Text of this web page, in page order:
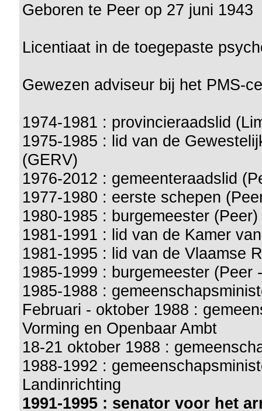
Geboren te Peer op 27 juni 1943
Licentiaat in de toegepaste
Gewezen adviseur bij het PMS-
1974-1981 : provincieraadslid
1975-1985 : lid van de
(GERV)
1976-2012 : gemeenteraadslid
1977-1980 : eerste schepen
1980-1985 : burgemeester (Peer)
1981-1991 : lid van de Kamer
1981-1995 : lid van de Vlaamse
1985-1999 : burgemeester (Peer
1985-1988 :
Februari - oktober 1988 :
Vorming en Openbaar Ambt
18-21 oktober 1988 :
1988-1992 :
Landinrichting
1991-1995 : senator voor het